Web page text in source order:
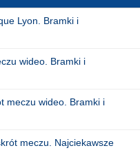
Lyon. Bramki i
wideo. Bramki i
meczu wideo. Bramki i
meczu. Najciekawsze